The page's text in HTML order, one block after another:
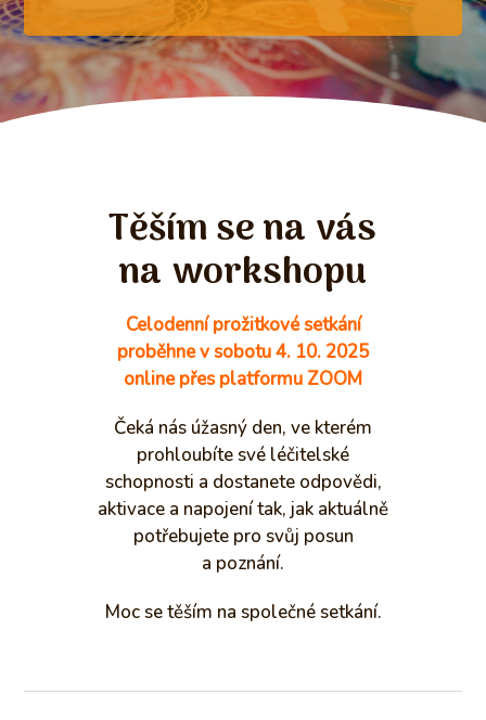
Těším se na vás
na workshopu
Celodenní prožitkové setkání
proběhne v sobotu 4. 10. 2025
online přes platformu ZOOM
Čeká nás úžasný den, ve kterém
prohloubíte své léčitelské
schopnosti a dostanete odpovědi,
aktivace a napojení tak, jak aktuálně
potřebujete pro svůj posun
a poznání.
Moc se těším na společné setkání.